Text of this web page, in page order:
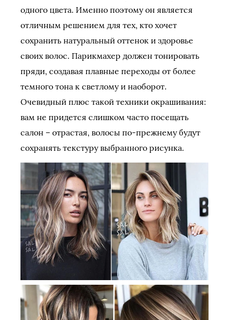
одного цвета. Именно поэтому он является
отличным решением для тех, кто хочет
сохранить натуральный оттенок и здоровье
своих волос. Парикмахер должен тонировать
пряди, создавая плавные переходы от более
темного тона к светлому и наоборот.
Очевидный плюс такой техники окрашивания:
вам не придется слишком часто посещать
салон – отрастая, волосы по-прежнему будут
сохранять текстуру выбранного рисунка.